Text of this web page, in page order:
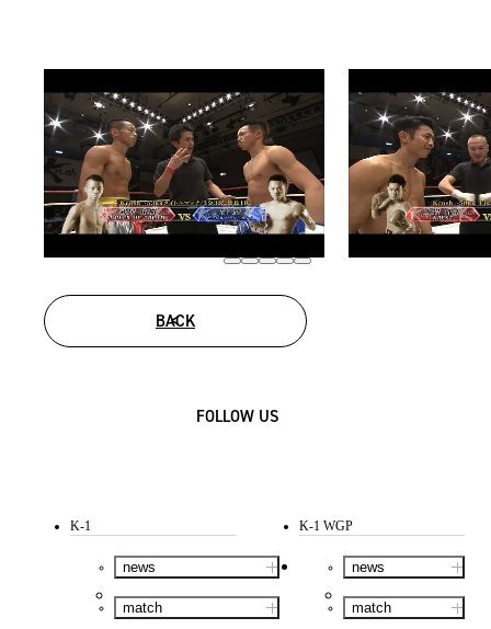
BACK
FOLLOW US
K-1
news
match
K-1 WGP
news
match